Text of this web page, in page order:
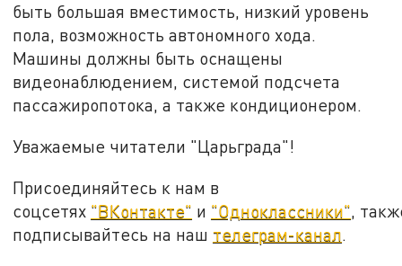
быть большая вместимость, низкий уровень
пола, возможность автономного хода.
Машины должны быть оснащены
видеонаблюдением, системой подсчета
пассажиропотока, а также кондиционером.
Уважаемые читатели "Царьграда"!
Присоединяйтесь к нам в
соцсетях "ВКонтакте" и "Одноклассники" ,
подписывайтесь на наш телеграм-канал